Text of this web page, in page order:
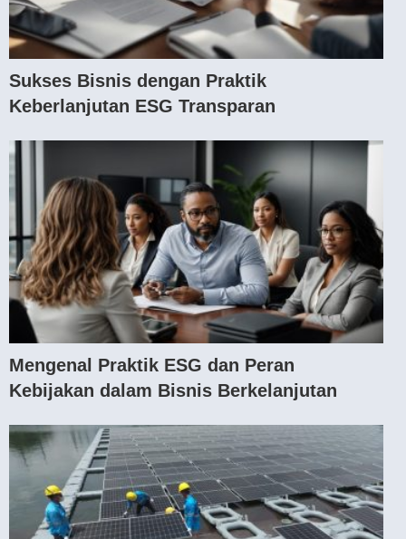
Sukses Bisnis dengan Praktik
Keberlanjutan ESG Transparan
Mengenal Praktik ESG dan Peran
Kebijakan dalam Bisnis Berkelanjutan